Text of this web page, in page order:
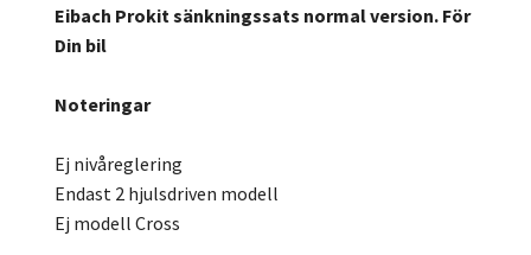
Eibach Prokit sänkningssats normal version. För
Din bil
Noteringar
Ej nivåreglering
Endast 2 hjulsdriven modell
Ej modell Cross